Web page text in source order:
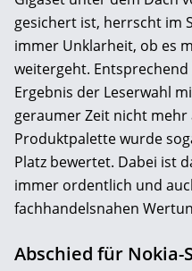
gesichert ist, herrscht im
immer Unklarheit, ob es
weitergeht.
Ergebnis der Leserwahl
geraumer Zeit nicht
Produktpalette wurde
Platz bewertet. Dabei ist
immer ordentlich und
fachhandelsnahen
Abschied für Nokia-